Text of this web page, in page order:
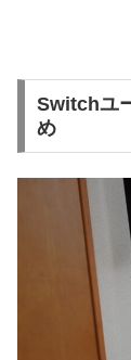
Switchユ
め